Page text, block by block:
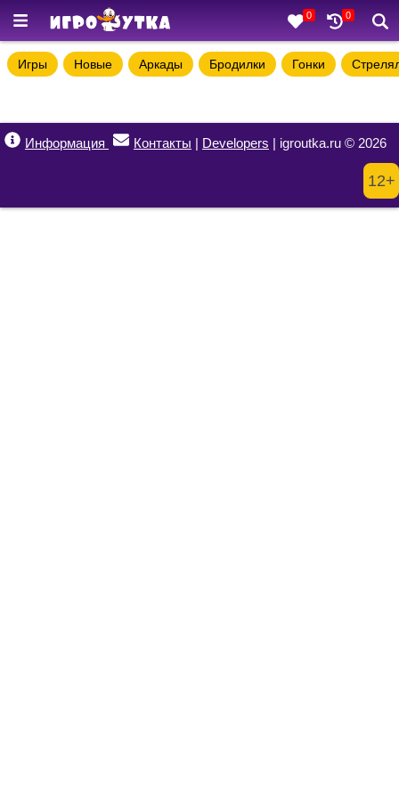
0 0
Игры Новые Аркады Бродилки Гонки
Информация Контакты | Developers | igroutka.ru © 2026
12+